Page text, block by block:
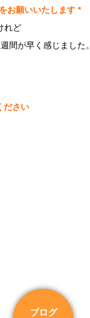
お願いいたします *
れど
間が早く感じました。
ださい
ブログ